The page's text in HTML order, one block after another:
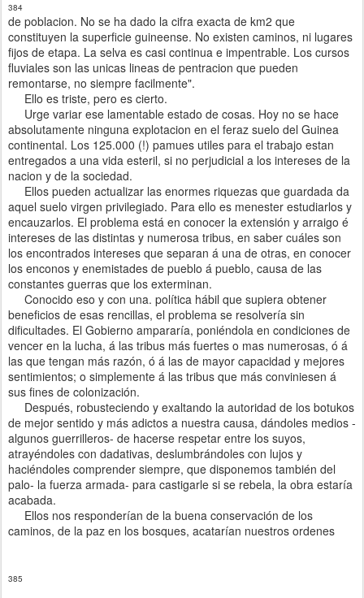
384
de poblacion. No se ha dado la cifra exacta de km2 que
constituyen la superficie guineense. No existen caminos, ni lugares
fijos de etapa. La selva es casi continua e impentrable. Los cursos
fluviales son las unicas lineas de pentracion que pueden
remontarse, no siempre facilmente".
Ello es triste, pero es cierto.
Urge variar ese lamentable estado de cosas. Hoy no se hace
absolutamente ninguna explotacion en el feraz suelo del Guinea
continental. Los 125.000 (!) pamues utiles para el trabajo estan
entregados a una vida esteril, si no perjudicial a los intereses de la
nacion y de la sociedad.
Ellos pueden actualizar las enormes riquezas que guardada da
aquel suelo virgen privilegiado. Para ello es menester estudiarlos y
encauzarlos. El problema está en conocer la extensión y arraigo é
intereses de las distintas y numerosa tribus, en saber cuáles son
los encontrados intereses que separan á una de otras, en conocer
los enconos y enemistades de pueblo á pueblo, causa de las
constantes guerras que los exterminan.
Conocido eso y con una. política hábil que supiera obtener
beneficios de esas rencillas, el problema se resolvería sin
dificultades. El Gobierno ampararía, poniéndola en condiciones de
vencer en la lucha, á las tribus más fuertes o mas numerosas, ó á
las que tengan más razón, ó á las de mayor capacidad y mejores
sentimientos; o simplemente á las tribus que más conviniesen á
sus fines de colonización.
Después, robusteciendo y exaltando la autoridad de los botukos
de mejor sentido y más adictos a nuestra causa, dándoles medios -
algunos guerrilleros- de hacerse respetar entre los suyos,
atrayéndoles con dadativas, deslumbrándoles con lujos y
haciéndoles comprender siempre, que disponemos también del
palo- la fuerza armada- para castigarle si se rebela, la obra estaría
acabada.
Ellos nos responderían de la buena conservación de los
caminos, de la paz en los bosques, acatarían nuestros ordenes
385